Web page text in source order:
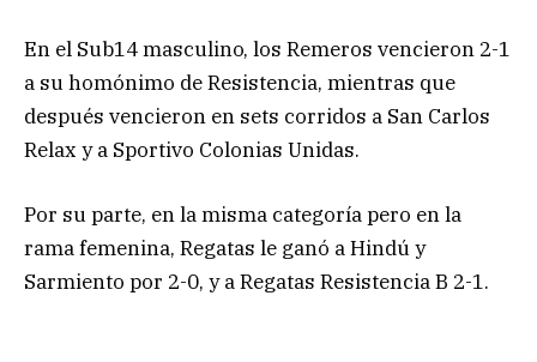
En el Sub14 masculino, los Remeros vencieron 2-1
a su homónimo de Resistencia, mientras que
después vencieron en sets corridos a San Carlos
Relax y a Sportivo Colonias Unidas.
Por su parte, en la misma categoría pero en la
rama femenina, Regatas le ganó a Hindú y
Sarmiento por 2-0, y a Regatas Resistencia B 2-1.